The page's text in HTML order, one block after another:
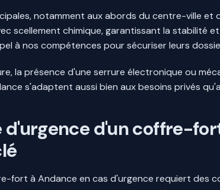
notamment aux abords du centre-ville et
scellement chimique, garantissant la stabilité
à nos compétences pour sécuriser leurs
la présence d'une serrure électronique ou
s'adaptent aussi bien aux besoins privés
d'un coffre-
fort à Andance en cas d'urgence requiert des